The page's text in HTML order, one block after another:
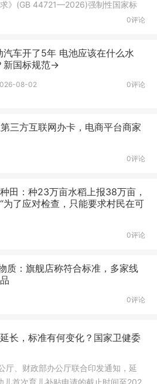
》(GB 44721—2026)强制性国家标
0评论
汽车开了5年 电池应该在什么水
新国标规范→
0评论
08-02
三方互联网办卡，电商平台商家
0评论
田：种23万亩水稻上报38万亩，
为了应对检查，只能要求村民在可
0评论
质：旗舰店称符合标准，多家线
0评论
长，标准有何变化？国家卫健委
厅、财政部办公厅联合印发通知，延